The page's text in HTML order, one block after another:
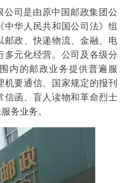
公司是由原中国邮政集团公
中华人民共和国公司法》组
邮政、快递物流、金融、电
多元化经营。公司及各级分
内的邮政业务提供普遍服
要通信、国家规定的报刊
信函、盲人读物和革命烈士
务业务。